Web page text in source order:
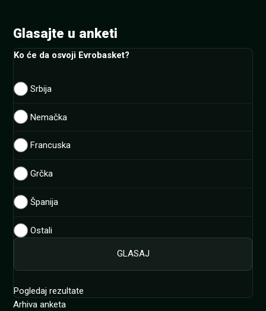
Glasajte u anketi
Ko će da osvoji Evrobasket?
Srbija
Nemačka
Francuska
Grčka
Španija
Ostali
Pogledaj rezultate
Arhiva anketa